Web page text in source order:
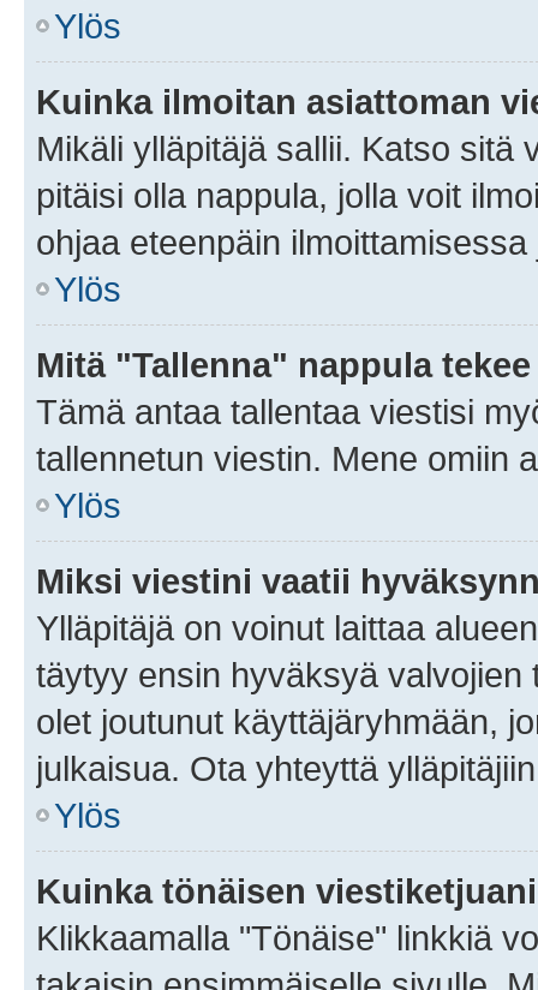
Ylös
Kuinka ilmoitan asiattoman
Mikäli ylläpitäjä sallii. Katso sitä
pitäisi olla nappula, jolla voit
ohjaa eteenpäin
Ylös
Mitä "Tallenna" nappula
Tämä antaa tallentaa viestisi
tallennetun viestin. Mene omiin
Ylös
Miksi viestini vaatii
Ylläpitäjä on voinut laittaa
täytyy ensin hyväksyä
olet joutunut käyttäjäryhmään,
julkaisua. Ota yhteyttä
Ylös
Kuinka tönäisen
Klikkaamalla "Tönäise" linkkiä